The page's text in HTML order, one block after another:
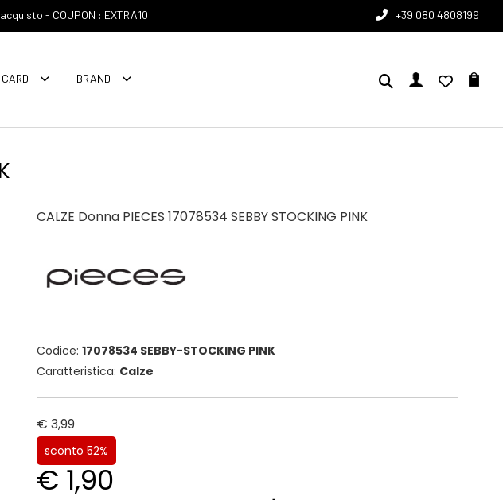
- COUPON : EXTRA10 +39 080 4808199
BRAND
CALZE Donna PIECES 17078534 SEBBY STOCKING PINK
Codice:17078534 SEBBY-STOCKING PINK
Caratteristica: Calze
€ 3,99
sconto 52%
€ 1,90